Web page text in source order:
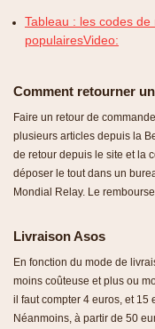
Tableau : les codes
populairesVideo:
Comment retourner
Faire un retour de
plusieurs articles depuis la
de retour depuis le site et la
déposer le tout dans un
Mondial Relay. Le
Livraison Asos
En fonction du mode de
moins coûteuse et plus ou
il faut compter 4 euros, et
Néanmoins, à partir de 50